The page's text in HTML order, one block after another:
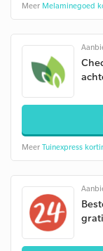
Meer Melaminegoed
Meer Tuinexpress